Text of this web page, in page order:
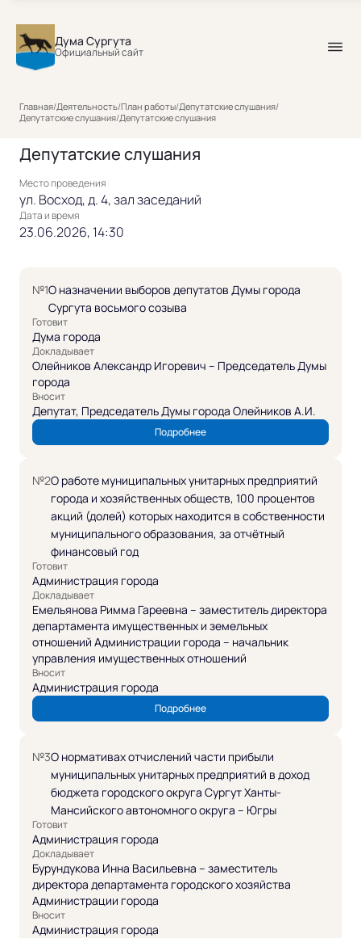
Дума Сургута
Официальный сайт
Главная/Деятельность/План работы/Депутатские слушания/
Депутатские слушания/Депутатские слушания
Депутатские слушания
Место проведения
ул. Восход, д. 4, зал заседаний
Дата и время
23.06.2026, 14:30
№1О назначении выборов депутатов Думы города
Сургута восьмого созыва
Готовит
Дума города
Докладывает
Олейников Александр Игоревич – Председатель Думы
города
Вносит
Депутат, Председатель Думы города Олейников А.И.
Подробнее
№2О работе муниципальных унитарных предприятий
города и хозяйственных обществ, 100 процентов
акций (долей) которых находится в собственности
муниципального образования, за отчётный
финансовый год
Готовит
Администрация города
Докладывает
Емельянова Римма Гареевна – заместитель директора
департамента имущественных и земельных
отношений Администрации города – начальник
управления имущественных отношений
Вносит
Администрация города
Подробнее
№3О нормативах отчислений части прибыли
муниципальных унитарных предприятий в доход
бюджета городского округа Сургут Ханты-
Мансийского автономного округа – Югры
Готовит
Администрация города
Докладывает
Бурундукова Инна Васильевна – заместитель
директора департамента городского хозяйства
Администрации города
Вносит
Администрация города